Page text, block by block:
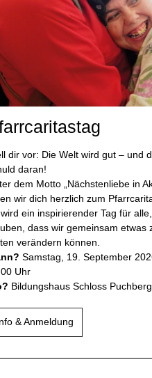
dir vor: Die Welt wird gut – und
daran!
dem Motto „Nächstenliebe in
wir dich herzlich zum
ein inspirierender Tag für
dass wir gemeinsam etwas
verändern können.
Samstag, 19. September
Uhr
Bildungshaus Schloss Puchberg
& Anmeldung